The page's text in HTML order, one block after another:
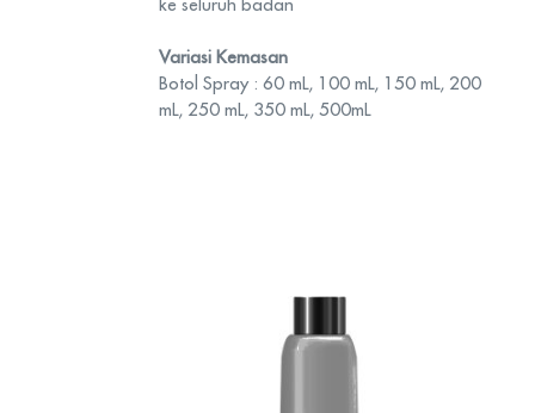
Variasi Kemasan
Botol Spray : 60 mL, 100 mL, 150 mL, 200
mL, 250 mL, 350 mL, 500mL